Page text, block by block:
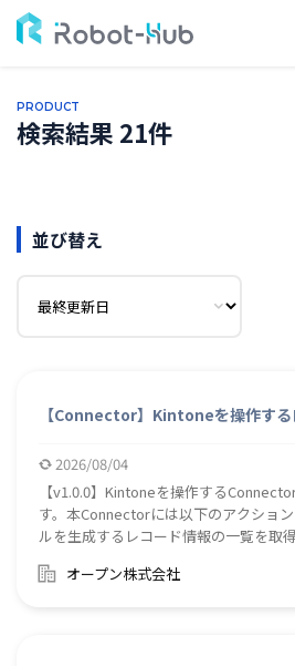
PRODUCT
検索結果 21件
並び替え
【Connector】Kintoneを操作する
2026/08/04
【v1.0.0】Kintoneを操作する
す。本Connectorには以下のアクショ
ルを生成するレコード情報の一覧を取
するレコードにコメントを新規投稿す
オープン株式会社